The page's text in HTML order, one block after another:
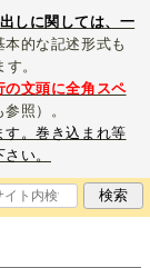
しに関しては、一
本的な記述形式も
。
の文頭に全角スペ
参照）。
す。巻き込まれ等
い。